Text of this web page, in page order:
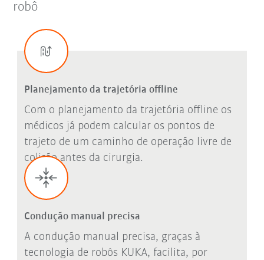
robô
Planejamento da trajetória offline
Com o planejamento da trajetória offline os
médicos já podem calcular os pontos de
trajeto de um caminho de operação livre de
colisão antes da cirurgia.
Condução manual precisa
A condução manual precisa, graças à
tecnologia de robôs KUKA, facilita, por